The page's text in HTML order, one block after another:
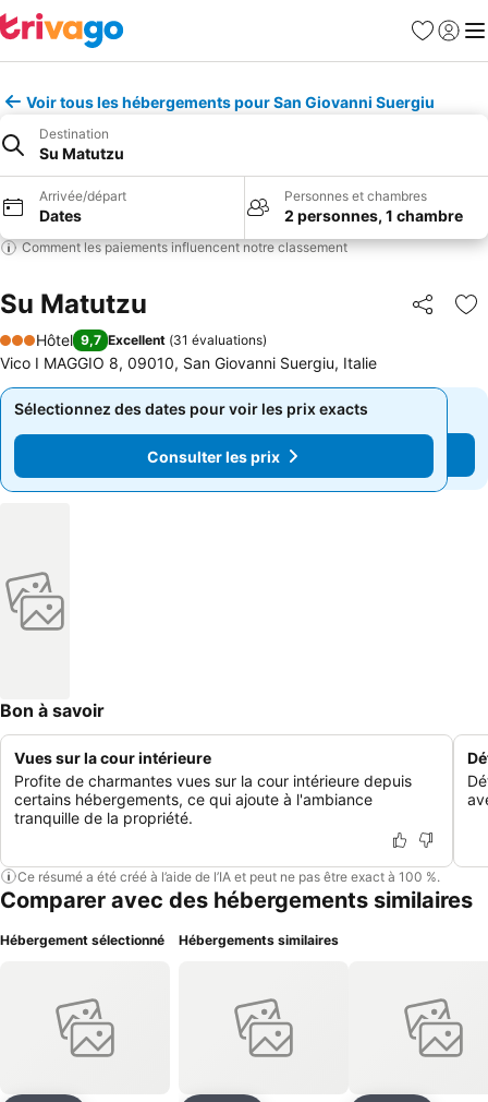
Favoris
Se
Voir tous les hébergements pour San Giovanni Suergiu
Destination
Su Matutzu
Arrivée/départ
Dates
Personnes et chambres
2 personnes, 1 chambre
Comment les paiements influencent notre classement
Su Matutzu Partager
3 Étoiles
Hôtel 9,7 Excellent (31 évaluations)
Vico I MAGGIO 8, 09010, San Giovanni Suergiu, Italie
Sélectionnez des dates pour voir les prix exacts
Consulter les prix
Sélectionnez des dates pour voir les prix exacts
Consulter les prix
Bon à savoir
Vues sur la cour intérieure
Profite de charmantes vues sur la cour intérieure depuis
certains hébergements, ce qui ajoute à l'ambiance
tranquille de la propriété.
Ce résumé a été créé à l’aide de l’IA et peut ne pas être exact à 100 %.
Comparer avec des hébergements similaires
Hébergement sélectionné Hébergements similaires